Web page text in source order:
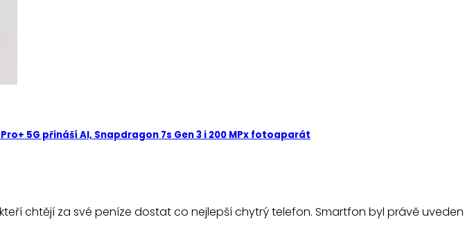
5G přináší AI, Snapdragon 7s Gen 3 i 200 MPx fotoaparát
chtějí za své peníze dostat co nejlepší chytrý telefon. Smartfon byl právě uveden